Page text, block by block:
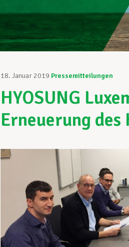
18. Januar 2019 Pressemitteilungen
HYOSUNG
Erneuerung